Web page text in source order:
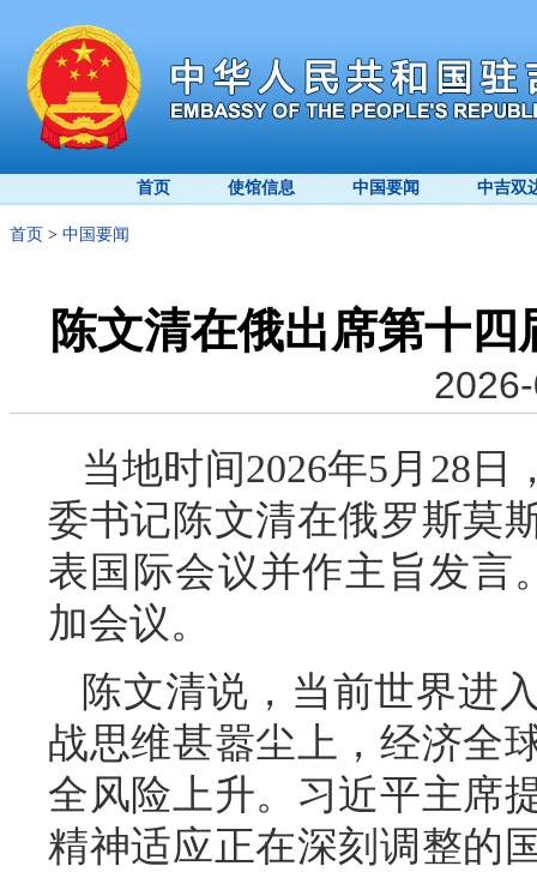
首页 使馆信息 中国要闻 中吉双
首页 > 中国要闻
陈文清在俄出席第十
当地时间2026年5月28
委书记陈文清在俄罗斯莫
表国际会议并作主旨发言
加会议。
陈文清说，当前世界进
战思维甚嚣尘上，经济全
全风险上升。习近平主席
精神适应正在深刻调整的